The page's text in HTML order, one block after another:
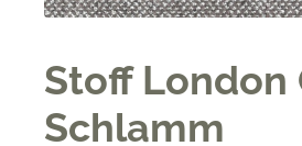
Stoff London
Schlamm